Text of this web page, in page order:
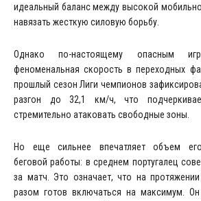
идеальный баланс между высокой
навязать жесткую силовую борьбу.
Однако по-настоящему опасным
феноменальная скорость в переходных
прошлый сезон Лиги чемпионов
разгон до 32,1 км/ч, что
стремительно атаковать свободные зоны.
Но еще сильнее впечатляет объем его
беговой работы: в среднем португалец
за матч. Это означает, что на
разом готов включаться на максимум.